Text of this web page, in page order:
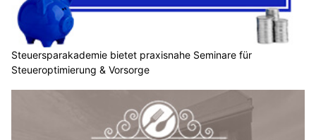
Steuersparakademie bietet praxisnahe Seminare für
Steueroptimierung & Vorsorge